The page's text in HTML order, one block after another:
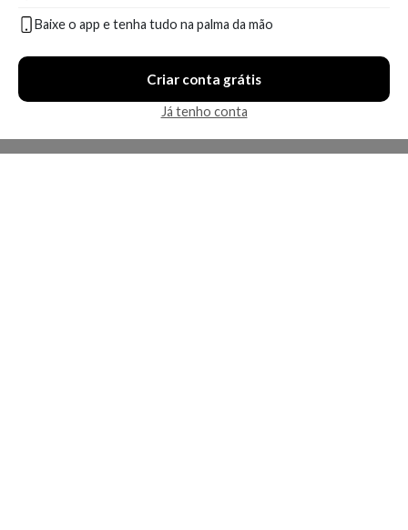
Baixe o app e tenha tudo na palma da mão
Criar conta grátis
Já tenho conta